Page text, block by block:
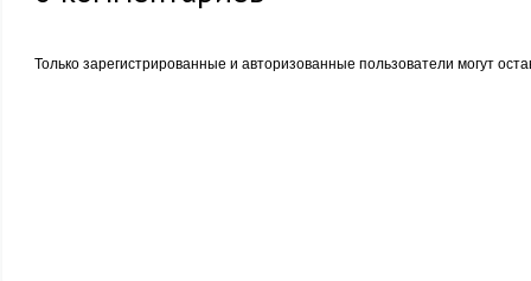
Только зарегистрированные и авторизованные пользователи могут